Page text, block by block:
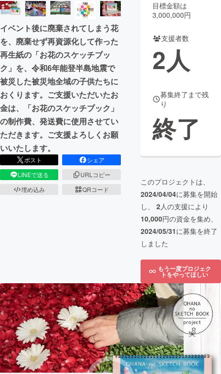
CAMPFIRE for Social Good
CAMPFIRE Creation
CAMPFIREふるさと納税
コミュニティ
イベント後に廃棄されてしまう花
を、廃棄せず再資源化して作った
再生紙の「お花のスケッチブッ
ク」を、令和6年能登半島地震で
被災した被災地全域の子供たちに
おくります。ご支援いただいたお
金は、「お花のスケッチブック」
の制作費、発送費に使用させてい
ただきます。ご支援よろしくお願
いいたします。
ポスト
シェア
LINEで送る
URLコピー
埋め込み
QRコード
目標金額は
3,000,000円
支援者数
2人
募集終了まで残
り
終了
このプロジェクトは、
2024/04/04に募集を開始
し、 2人の支援により
10,000円の資金を集め、
2024/05/31に募集を終了
しました
もう一度プロジェク
トをやってほしい